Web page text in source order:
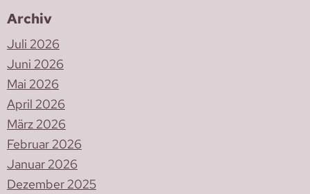
Archiv
Juli 2026
Juni 2026
Mai 2026
April 2026
März 2026
Februar 2026
Januar 2026
Dezember 2025